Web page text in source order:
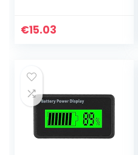
Indicator
€15.03